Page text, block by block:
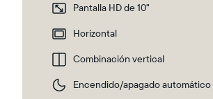
Selecciona tu
Pantalla HD de 10"
Horizontal
Combinación vertical
Encendido/apagado automático